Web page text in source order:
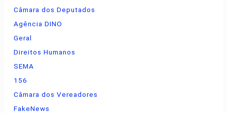
Câmara dos Deputados
Agência DINO
Geral
Direitos Humanos
SEMA
156
Câmara dos Vereadores
FakeNews